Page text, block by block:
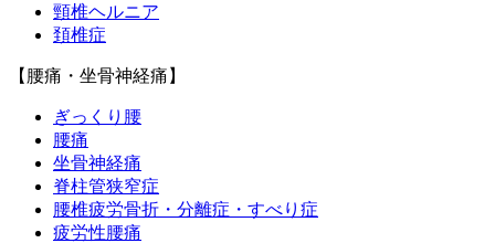
頸椎ヘルニア
頚椎症
【腰痛・坐骨神経痛】
ぎっくり腰
腰痛
坐骨神経痛
脊柱管狭窄症
腰椎疲労骨折・分離症・すべり症
疲労性腰痛